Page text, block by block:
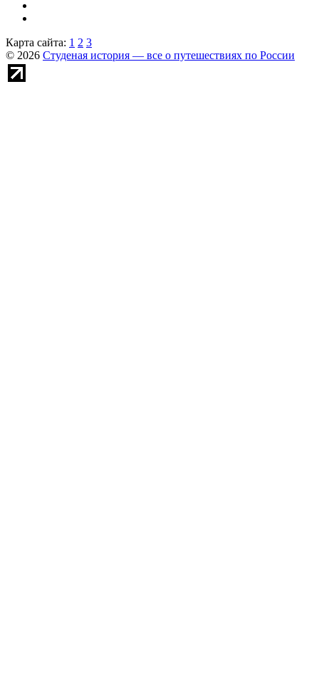
Карта сайта: 1 2 3
© 2026 Студеная история — все о путешествиях по России